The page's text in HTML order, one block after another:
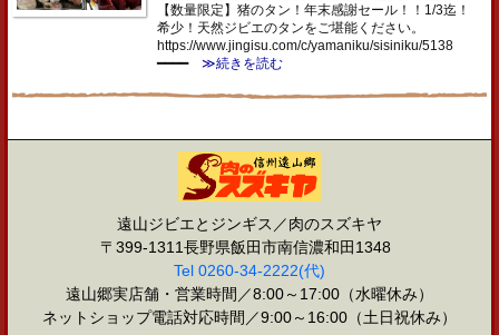
【数量限定】猪のタン！年末感謝セール！！1/3迄！
希少！天然ジビエのタンをご堪能ください。
https://www.jingisu.com/c/yamaniku/sisiniku/5138
━━━━≫続きを読む
遠山ジビエとジンギス／肉のスズキヤ
〒399-1311長野県飯田市南信濃和田1348
Tel 0260-34-2222(代)
遠山郷実店舗・営業時間／8:00～17:00（水曜休み）
ネットショップ電話対応時間／9:00～16:00（土日祝休み）